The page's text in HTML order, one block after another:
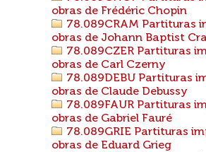
obras de Frédéric Chopin
78.089CRAM Partituras
obras de Johann Baptist
78.089CZER Partituras
obras de Carl Czerny
78.089DEBU Partituras
obras de Claude Debussy
78.089FAUR Partituras
obras de Gabriel Fauré
78.089GRIE Partituras
obras de Eduard Grieg